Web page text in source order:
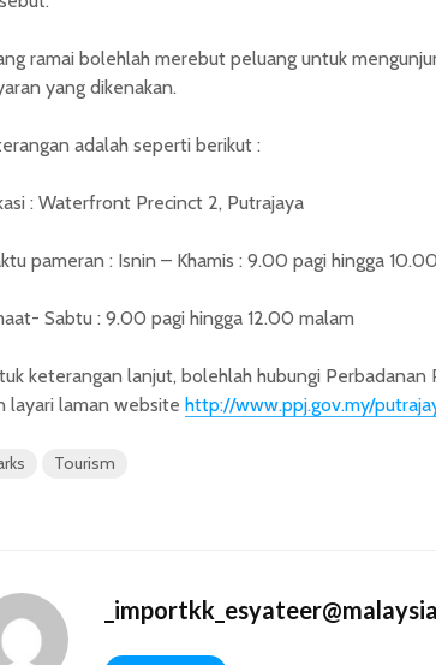
ramai bolehlah merebut peluang untuk
yang dikenakan.
adalah seperti berikut :
: Waterfront Precinct 2, Putrajaya
pameran : Isnin – Khamis : 9.00 pagi hingga
Sabtu : 9.00 pagi hingga 12.00 malam
keterangan lanjut, bolehlah hubungi Perbadanan
layari laman website http://www.ppj.gov.my/
Tourism